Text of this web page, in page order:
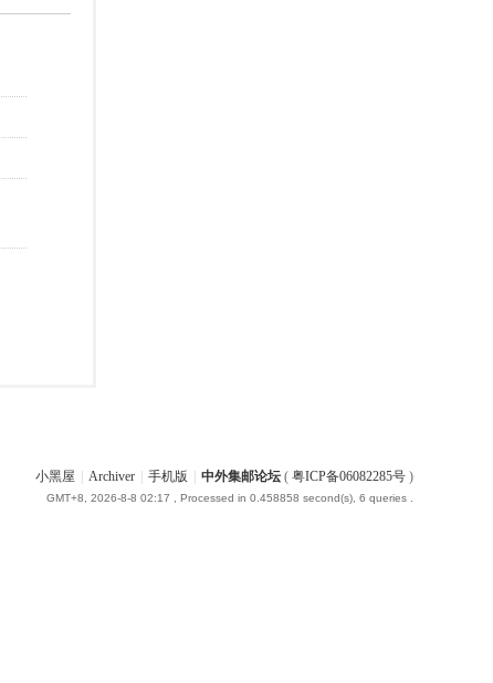
小黑屋 Archiver 手机版 中外集邮论坛 ( 粤ICP备06082285号 )
GMT+8, 2026-8-8 02:17 , Processed in 0.458858 second(s), 6 queries .